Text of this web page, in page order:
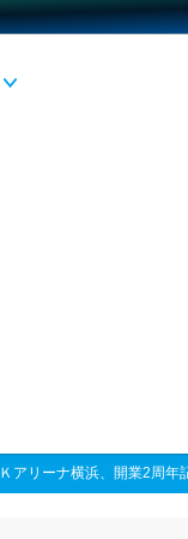
Ｋアリーナ横浜、開業2周年